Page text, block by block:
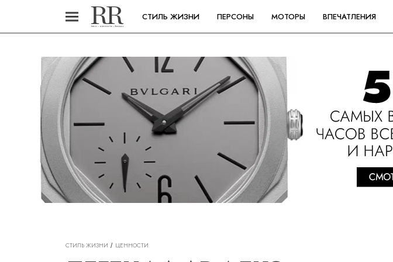
СТИЛЬ ЖИЗНИ ПЕРСОНЫ МОТОРЫ ВПЕЧАТЛЕНИЯ
СТИЛЬ ЖИЗНИ ЦЕННОСТИ